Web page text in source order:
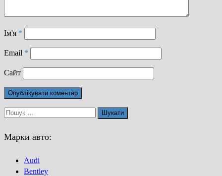
Ім'я *
Email *
Сайт
Пошук:
Марки авто:
Audi
Bentley